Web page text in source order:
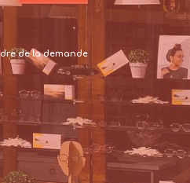
de la demande